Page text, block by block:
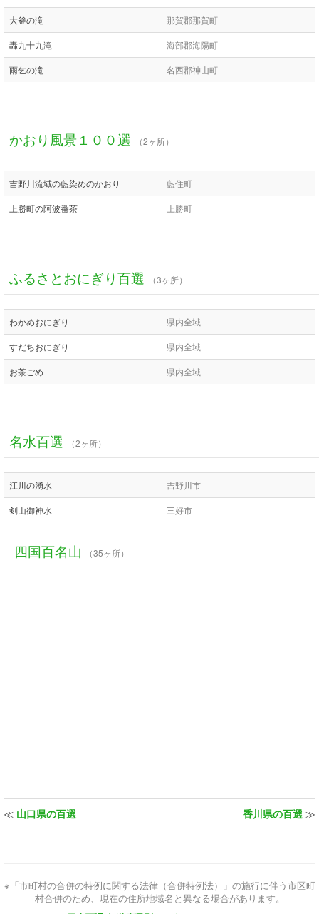
大釜の滝 那賀郡那賀町
轟九十九滝 海部郡海陽町
雨乞の滝 名西郡神山町
かおり風景１００選 （2ヶ所）
吉野川流域の藍染めのかおり 藍住町
上勝町の阿波番茶 上勝町
ふるさとおにぎり百選 （3ヶ所）
わかめおにぎり 県内全域
すだちおにぎり 県内全域
お茶ごめ 県内全域
名水百選 （2ヶ所）
江川の湧水 吉野川市
剣山御神水 三好市
四国百名山 （35ヶ所）
≪ 山口県の百選 香川県の百選 ≫
※「市町村の合併の特例に関する法律（合併特例法）」の施行に伴う市区町
村合併のため、現在の住所地域名と異なる場合があります。